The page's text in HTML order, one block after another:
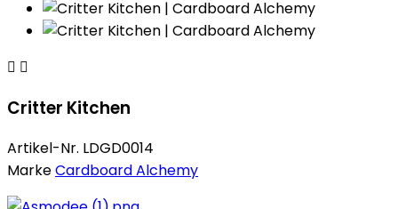
 
Critter Kitchen
Artikel-Nr. LDGD0014
MarkeCardboard Alchemy